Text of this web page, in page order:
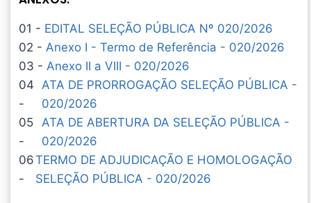
01 - EDITAL SELEÇÃO PÚBLICA Nº 020/2026
02 - Anexo I - Termo de Referência - 020/2026
03 - Anexo II a VIII - 020/2026
04
-
ATA DE PRORROGAÇÃO SELEÇÃO PÚBLICA -
020/2026
05
-
ATA DE ABERTURA DA SELEÇÃO PÚBLICA -
020/2026
06
-
TERMO DE ADJUDICAÇÃO E HOMOLOGAÇÃO
SELEÇÃO PÚBLICA - 020/2026